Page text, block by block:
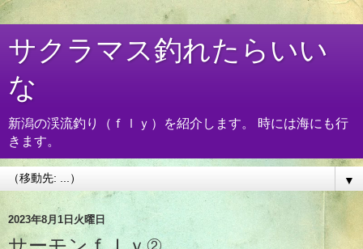
サクラマス釣れたらいい
な
新潟の渓流釣り（ｆｌｙ）を紹介します。 時には海にも行
きます。
▼
2023年8月1日火曜日